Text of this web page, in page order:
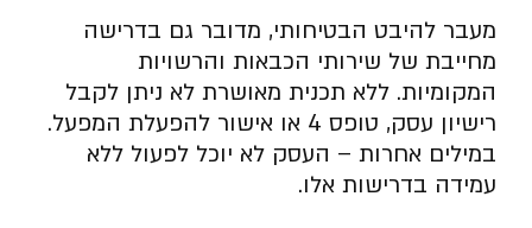
מעבר להיבט הבטיחותי, מדובר גם בדרישה
מחייבת של שירותי הכבאות והרשויות
המקומיות. ללא תכנית מאושרת לא ניתן לקבל
רישיון עסק, טופס 4 או אישור להפעלת המפעל.
במילים אחרות – העסק לא יוכל לפעול ללא
עמידה בדרישות אלו.